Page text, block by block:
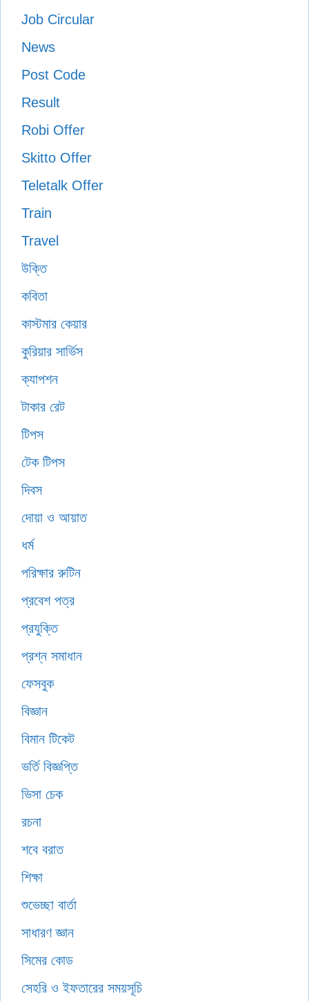
Job Circular
News
Post Code
Result
Robi Offer
Skitto Offer
Teletalk Offer
Train
Travel
উক্তি
কবিতা
কাস্টমার কেয়ার
কুরিয়ার সার্ভিস
ক্যাপশন
টাকার রেট
টিপস
টেক টিপস
দিবস
দোয়া ও আয়াত
ধর্ম
পরিক্ষার রুটিন
প্রবেশ পত্র
প্রযুক্তি
প্রশ্ন সমাধান
ফেসবুক
বিজ্ঞান
বিমান টিকেট
ভর্তি বিজ্ঞপ্তি
ভিসা চেক
রচনা
শবে বরাত
শিক্ষা
শুভেচ্ছা বার্তা
সাধারণ জ্ঞান
সিমের কোড
সেহরি ও ইফতারের সময়সূচি